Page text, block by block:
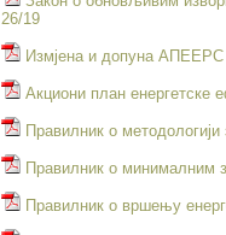
26/19
Измјена и допуна АПЕЕРС
Акциони план енергетске
Правилник о
Правилник о минималним
Правилник о вршењу